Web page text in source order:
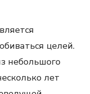
целей.
небольшого
лет